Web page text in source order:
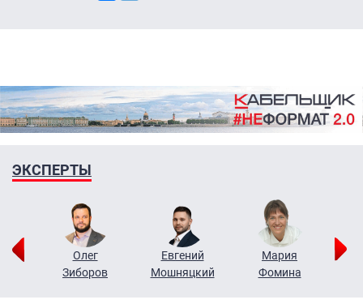
ЭКСПЕРТЫ
Олег
Зиборов
Евгений
Мошняцкий
Мария
Фомина